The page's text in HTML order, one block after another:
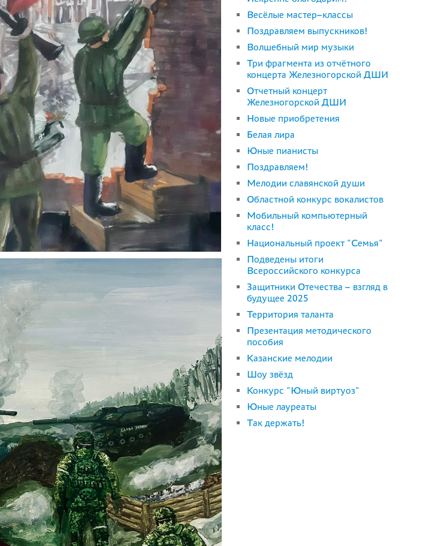
Весёлые мастер–классы
Поздравляем выпускников!
Волшебный мир музыки
Три фрагмента из отчётного
концерта Железногорской ДШИ
Отчетный концерт
Железногорской ДШИ
Новые приобретения
Белая лира
Юные пианисты
Поздравляем!
Мелодии славянской души
Областной конкурс вокалистов
Мобильный компьютерный
класс!
Национальный проект "Семья"
Подведены итоги
Всероссийского конкурса
Защитники Отечества – взгляд в
будущее 2025
Территория таланта
Презентация методического
пособия
Казанские мелодии
Шоу звёзд
Конкурс "Юный виртуоз"
Юные лауреаты
Так держать!